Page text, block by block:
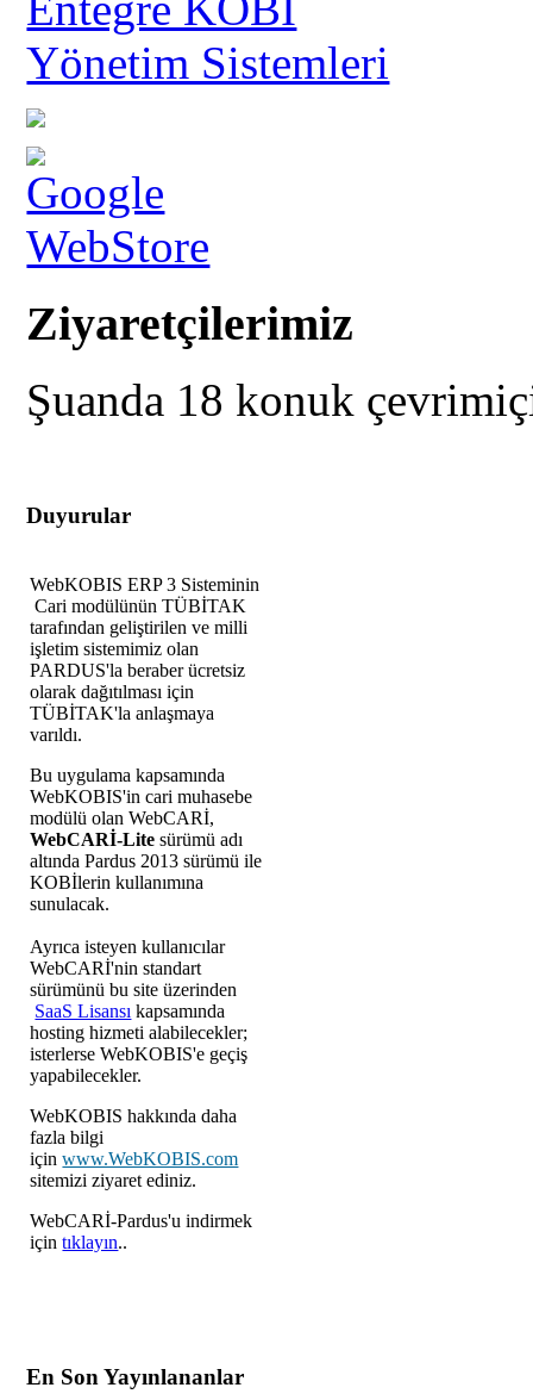
Ziyaretçilerimiz
Şuanda 18 konuk
Duyurular
WebKOBIS ERP 3 Sisteminin
Cari modülünün TÜBİTAK
tarafından geliştirilen ve milli
işletim sistemimiz olan
PARDUS'la beraber ücretsiz
olarak dağıtılması için
TÜBİTAK'la anlaşmaya
varıldı.
Bu uygulama kapsamında
WebKOBIS'in cari muhasebe
modülü olan WebCARİ,
WebCARİ-Lite sürümü adı
altında Pardus 2013 sürümü ile
KOBİlerin kullanımına
sunulacak.
Ayrıca isteyen kullanıcılar
WebCARİ'nin standart
sürümünü bu site üzerinden
SaaS Lisansı kapsamında
hosting hizmeti alabilecekler;
isterlerse WebKOBIS'e geçiş
yapabilecekler.
WebKOBIS hakkında daha
fazla bilgi
içinwww.WebKOBIS.com
sitemizi ziyaret ediniz.
WebCARİ-Pardus'u indirmek
içintıklayın..
En Son Yayınlananlar